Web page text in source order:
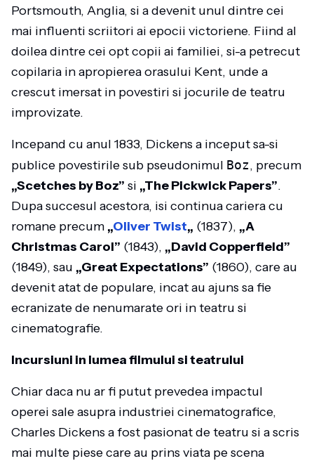
Portsmouth, Anglia, si a devenit unul dintre cei
mai influenti scriitori ai epocii victoriene. Fiind al
doilea dintre cei opt copii ai familiei, si-a petrecut
copilaria in apropierea orasului Kent, unde a
crescut imersat in povestiri si jocurile de teatru
improvizate.
Incepand cu anul 1833, Dickens a inceput sa-si
publice povestirile sub pseudonimul Boz, precum
„Scetches by Boz” si „The Pickwick Papers”.
Dupa succesul acestora, isi continua cariera cu
romane precum „Oliver Twist„ (1837), „A
Christmas Carol” (1843), „David Copperfield”
(1849), sau „Great Expectations” (1860), care au
devenit atat de populare, incat au ajuns sa fie
ecranizate de nenumarate ori in teatru si
cinematografie.
Incursiuni in lumea filmului si teatrului
Chiar daca nu ar fi putut prevedea impactul
operei sale asupra industriei cinematografice,
Charles Dickens a fost pasionat de teatru si a scris
mai multe piese care au prins viata pe scena